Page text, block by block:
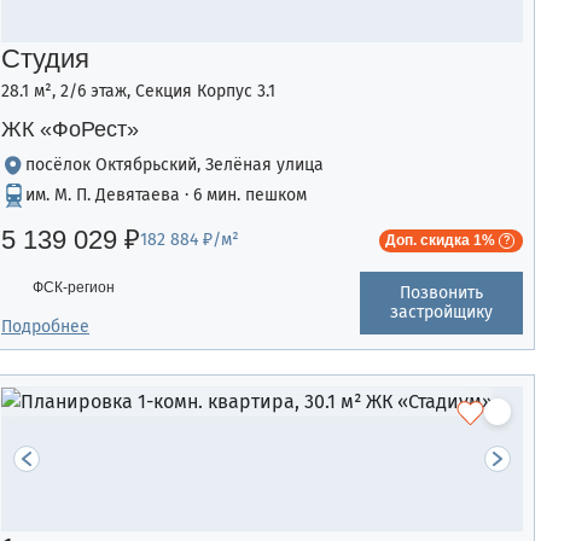
Студия
28.1 м², 2/6 этаж, Секция Корпус 3.1
ЖК «ФоРест»
посёлок Октябрьский, Зелёная улица
им. М. П. Девятаева · 6 мин. пешком
5 139 029 ₽182 884 ₽/м² Доп. скидка 1%
ФСК-регион
Позвонить
застройщику
Подробнее